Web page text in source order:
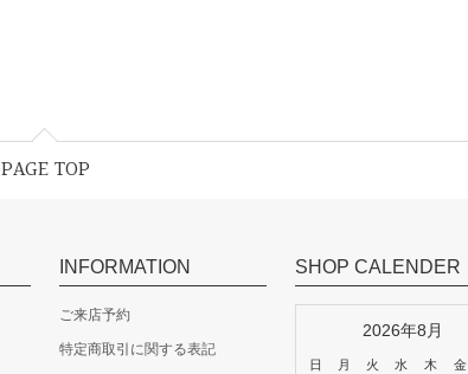
PAGE TOP
INFORMATION
ご来店予約
特定商取引に関する表記
SHOP CALENDER
2026年8月
日 月 火 水 木 金